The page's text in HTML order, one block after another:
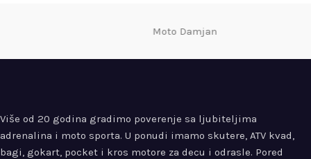
Moto Damjan
Više od 20 godina gradimo poverenje sa ljubiteljima
adrenalina i moto sporta. U ponudi imamo skutere, ATV kvad,
bagi, gokart, pocket i kros motore za decu i odrasle. Pored